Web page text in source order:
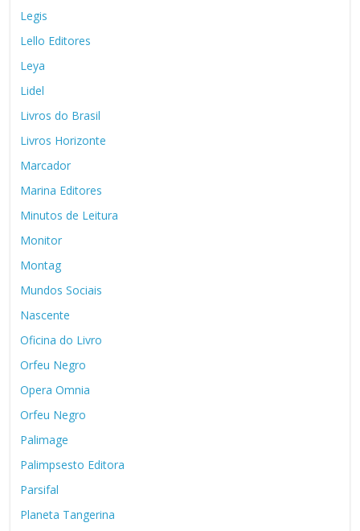
Legis
Lello Editores
Leya
Lidel
Livros do Brasil
Livros Horizonte
Marcador
Marina Editores
Minutos de Leitura
Monitor
Montag
Mundos Sociais
Nascente
Oficina do Livro
Orfeu Negro
Opera Omnia
Orfeu Negro
Palimage
Palimpsesto Editora
Parsifal
Planeta Tangerina